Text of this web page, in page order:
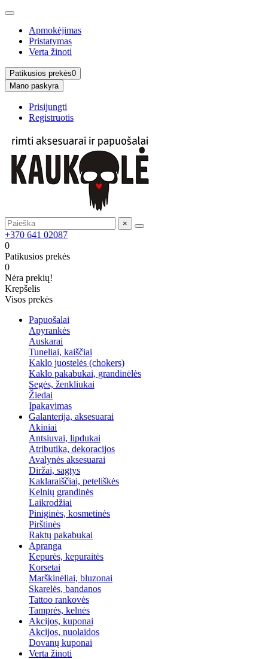
Apmokėjimas
Pristatymas
Verta žinoti
Patikusios prekės0
Mano paskyra
Prisijungti
Registruotis
×
+370 641 02087
0
Patikusios prekės
0
Nėra prekių!
Krepšelis
Visos prekės
Papuošalai
Apyrankės
Auskarai
Tuneliai, kaiščiai
Kaklo juostelės (chokers)
Kaklo pakabukai, grandinėlės
Segės, ženkliukai
Žiedai
Įpakavimas
Galanterija, aksesuarai
Akiniai
Antsiuvai, lipdukai
Atributika, dekoracijos
Avalynės aksesuarai
Diržai, sagtys
Kaklaraiščiai, peteliškės
Kelnių grandinės
Laikrodžiai
Piniginės, kosmetinės
Pirštinės
Raktų pakabukai
Apranga
Kepurės, kepuraitės
Korsetai
Marškinėliai, bluzonai
Skarelės, bandanos
Tattoo rankovės
Tamprės, kelnės
Akcijos, kuponai
Akcijos, nuolaidos
Dovanų kuponai
Verta žinoti